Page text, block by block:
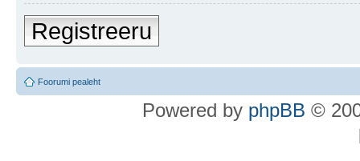
Registreeru
Foorumi pealeht
Powered by phpBB ©